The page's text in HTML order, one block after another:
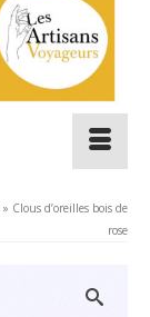
» Clous d’oreilles bois de
rose